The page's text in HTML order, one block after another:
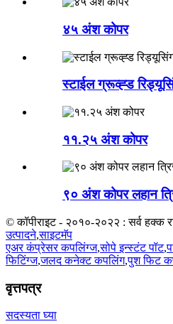
४५ अंश कोपर
स्टाईल ग्रूव्ह्ड
११.२५ अंश कोपर
९० अंश कोपर लहान
© कॉपीराइट - २०१०-२०२२ : सर्व हक्क
उत्पादने,साइटमॅप
एअर कंप्रेसर कपलिंग्ज,सोपे इन्स्टंट पॉट,
फिटिंग्ज,जलद कनेक्ट कपलिंग,पुश फिट
वृत्तपत्र
सदस्यता घ्या